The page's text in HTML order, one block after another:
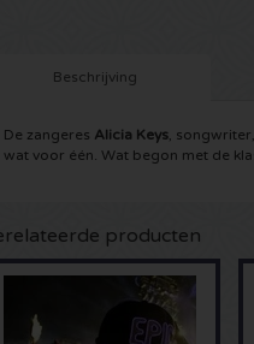
Beschrijving
De zangeres Alicia Keys,
wat voor één. Wat begon met de
producten